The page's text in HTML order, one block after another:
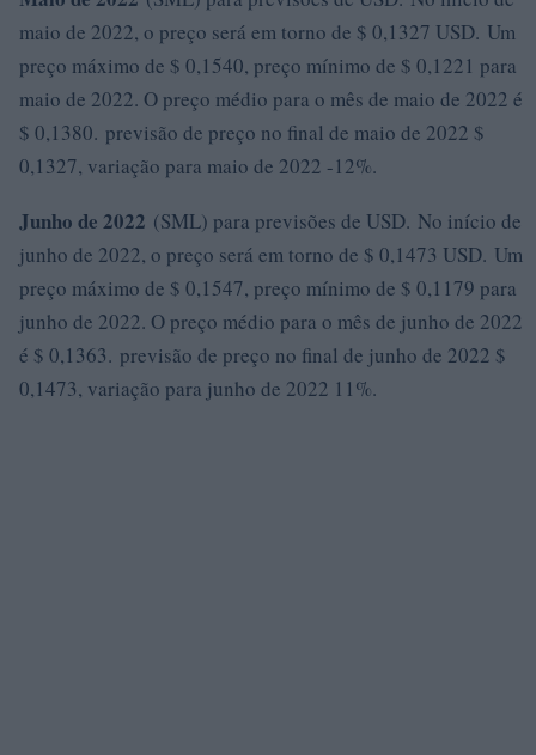
maio de 2022, o preço será em torno de $ 0,1327 USD. Um
preço máximo de $ 0,1540, preço mínimo de $ 0,1221 para
maio de 2022. O preço médio para o mês de maio de 2022 é
$ 0,1380. previsão de preço no final de maio de 2022 $
0,1327, variação para maio de 2022 -12%.
Junho de 2022 (SML) para previsões de USD. No início de
junho de 2022, o preço será em torno de $ 0,1473 USD. Um
preço máximo de $ 0,1547, preço mínimo de $ 0,1179 para
junho de 2022. O preço médio para o mês de junho de 2022
é $ 0,1363. previsão de preço no final de junho de 2022 $
0,1473, variação para junho de 2022 11%.